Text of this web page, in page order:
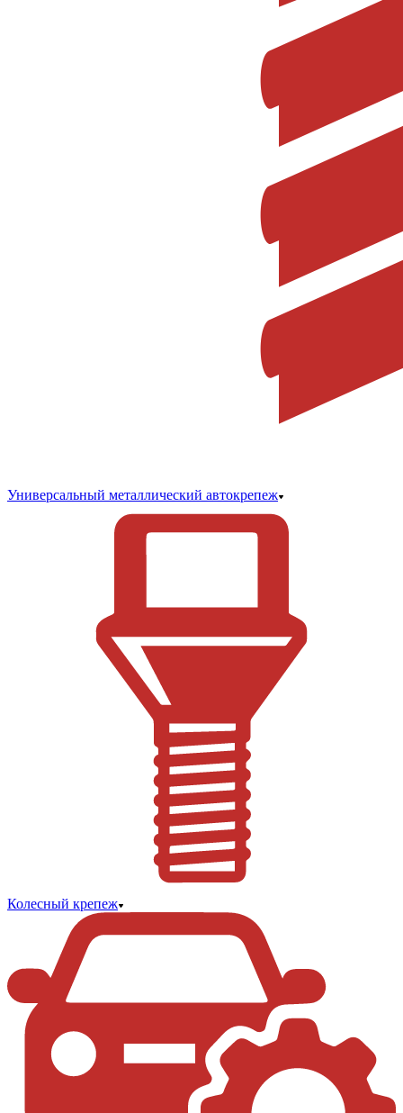
Универсальный металлический автокрепеж
Колесный крепеж